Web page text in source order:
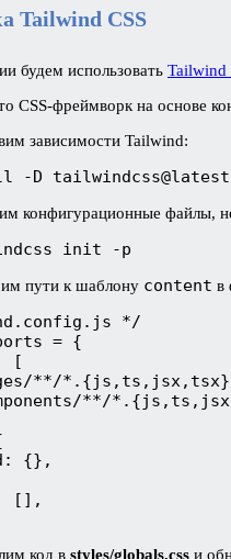
Tailwind CSS
будем использовать Tailwind
CSS-фреймворк на основе
зависимости Tailwind:
-D
конфигурационные файлы,
init -p
пути к шаблону content в
*/
= {
[
**/
**/
{},
[],
код в styles/globals.css и